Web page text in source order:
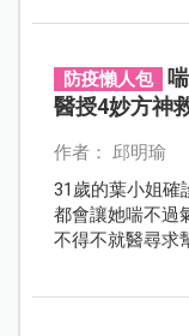
防疫懶人包
醫授4妙方神
作者： 邱明瑜
31歲的葉小姐確
都會讓她喘不過
不得不就醫尋求